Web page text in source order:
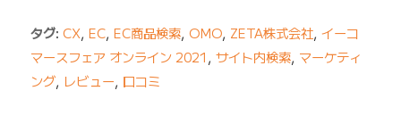
タグ: CX, EC, EC商品検索, OMO, ZETA株式会社, イーコ
マースフェア オンライン 2021 , サイト内検索, マーケティ
ング, レビュー, 口コミ